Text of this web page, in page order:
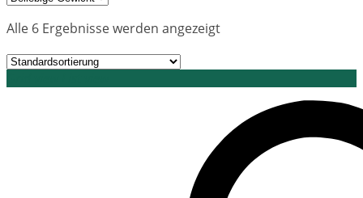
Alle 6 Ergebnisse werden angezeigt